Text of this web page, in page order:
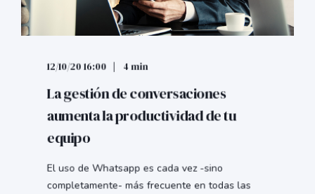
12/10/20 16:00 4 min
La gestión de conversaciones
aumenta la productividad de tu
equipo
El uso de Whatsapp es cada vez -sino
completamente- más frecuente en todas las